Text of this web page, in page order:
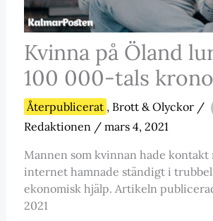
Kvinna på Öland
100 000-tals
Återpublicerat , Brott & Olyckor/
Redaktionen / mars 4, 2021
Mannen som kvinnan hade kontakt
internet hamnade ständigt i
ekonomisk hjälp. Artikeln
2021